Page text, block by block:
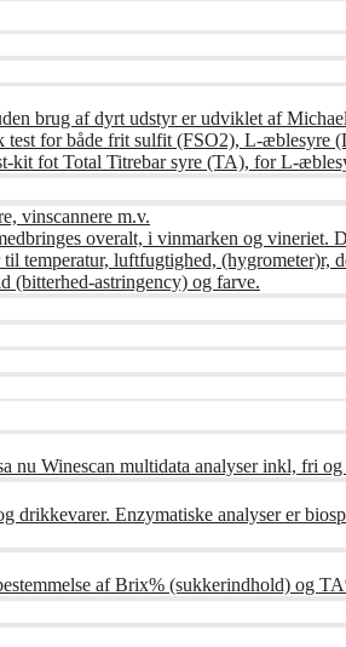
brug af dyrt udstyr er udviklet af
test for både frit sulfit (FSO2), L-
kit fot Total Titrebar syre (TA), for L-
vinscannere m.v.
overalt, i vinmarken og vineriet.
temperatur, luftfugtighed, (hygrometer)r,
(bitterhed-astringency) og farve.
nu Winescan multidata analyser inkl, fri
drikkevarer. Enzymatiske analyser er
af Brix% (sukkerindhold) og